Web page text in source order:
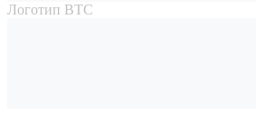
Логотип ВТС